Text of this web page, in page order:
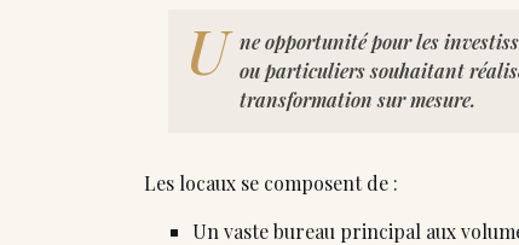
U ne opportunité pour les
ou particuliers souhaitant
transformation sur mesure.
Les locaux se composent de :
Un vaste bureau principal aux